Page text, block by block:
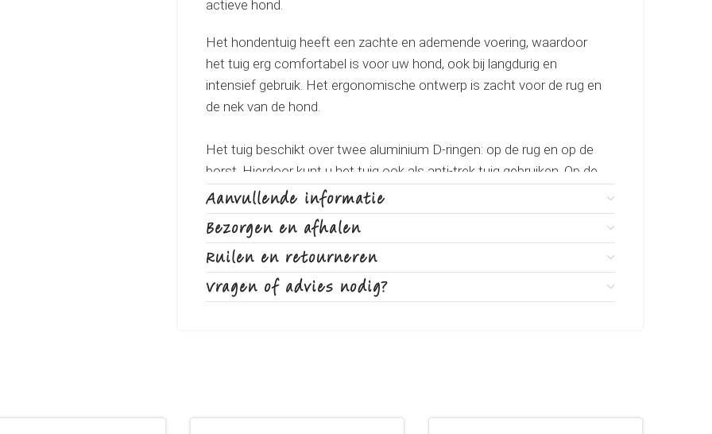
actieve hond.
Het hondentuig heeft een zachte en ademende voering, waardoor
het tuig erg comfortabel is voor uw hond, ook bij langdurig en
intensief gebruik. Het ergonomische ontwerp is zacht voor de rug en
de nek van de hond.
Het tuig beschikt over twee aluminium D-ringen: op de rug en op de
borst. Hierdoor kunt u het tuig ook als anti-trek tuig gebruiken. Op de
rug bevind zich nog een stevig neopreen handvat. Verder is het tuig
voorzien van reflecterende strepen voor extra zichtbaarheid.
Het tuig is ruim verstelbaar op vier verschillende punten, zodat het
een perfecte pasvorm biedt aan uw hond.
Aanvullende informatie
Bezorgen en afhalen
Ruilen en retourneren
Vragen of advies nodig?